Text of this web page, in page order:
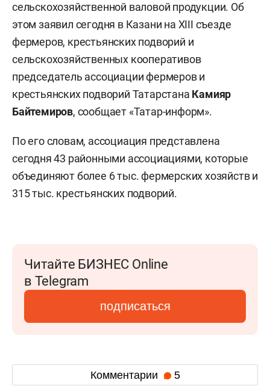
сельскохозяйственной валовой продукции. Об
этом заявил сегодня в Казани на XIII съезде
фермеров, крестьянских подворий и
сельскохозяйственных кооперативов
председатель ассоциации фермеров и
крестьянских подворий Татарстана Камияр
Байтемиров, сообщает «Татар-информ».
По его словам, ассоциация представлена
сегодня 43 районными ассоциациями, которые
объединяют более 6 тыс. фермерских хозяйств и
315 тыс. крестьянских подворий.
Читайте БИЗНЕС Online
в Telegram
подписаться
Комментарии 5